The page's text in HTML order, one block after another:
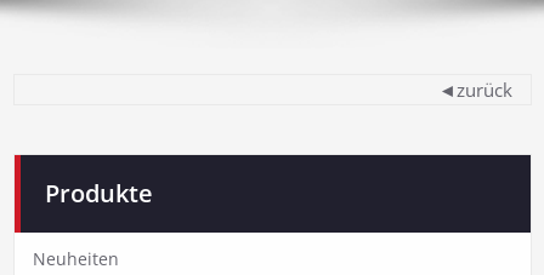
◄zurück
Produkte
Neuheiten